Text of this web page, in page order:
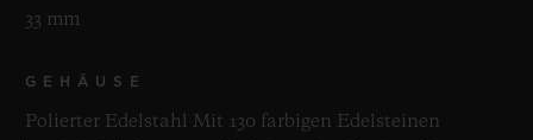
33 mm
GEHÄUSE
Polierter Edelstahl Mit 130 farbigen Edelsteinen